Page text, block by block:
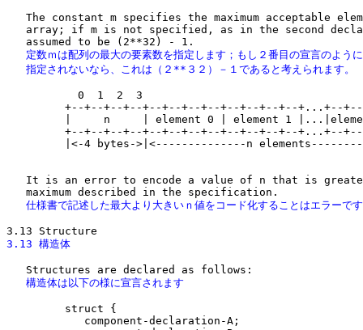
The constant m specifies the maximum acceptable
array; if m is not specified, as in the second
定数ｍは配列の最大の要素数を指定します；もし２番目の宣言のよう
   指定されないなら、これは（２**３２）－１であると考えられます。
           0  1  2  3
+--+--+--+--+--+--+--+--+--+--+--+--+...+--
|     n     | element 0 | element 1
+--+--+--+--+--+--+--+--+--+--+--+--+...+--
|<-4 bytes->|<--------------n
It is an error to encode a value of n that is
仕様書で記述した最大より大きいｎ値をコード化することはエラーで
3.13 構造体
   構造体は以下の様に宣言されます
         struct {
            component-declaration-A;